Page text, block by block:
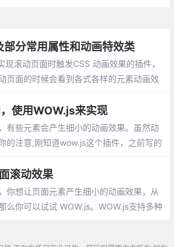
分常用属性和动画特效类
现滚动页面时触发CSS 动画效果的插件，
页面的时候会看到各式各样的元素动画效
以改变动画设置喜欢的风格、延迟、长
使用WOW.js来实现
有些元素会产生细小的动画效果。虽然动
的注意,刚知道wow.js这个插件，之前写的
滚动效果
你想让页面元素产生细小的动画效果，从
么你可以试试 WOW.js。WOW.js支持多种